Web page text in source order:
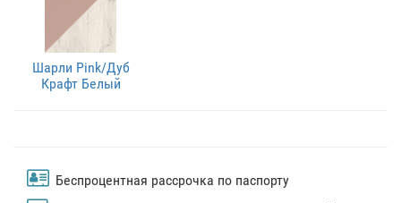
Шарли Pink/Дуб
Крафт Белый
Беспроцентная рассрочка по паспорту